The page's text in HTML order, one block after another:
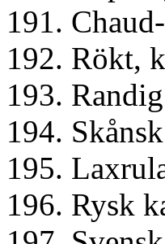
191.
192. Rökt,
193.
194.
195.
196. Rysk